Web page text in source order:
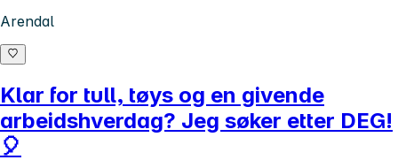
Arendal
Klar for tull, tøys og en givende
arbeidshverdag? Jeg søker etter DEG!
🎈